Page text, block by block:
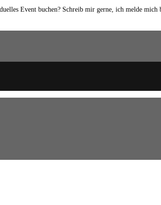
Event buchen? Schreib mir gerne, ich melde mich